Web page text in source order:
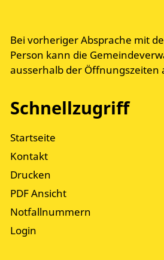
Bei vorheriger Absprache mit
Person kann die
ausserhalb der Öffnungszeiten
Schnellzugriff
Startseite
Kontakt
Drucken
PDF Ansicht
Notfallnummern
Login